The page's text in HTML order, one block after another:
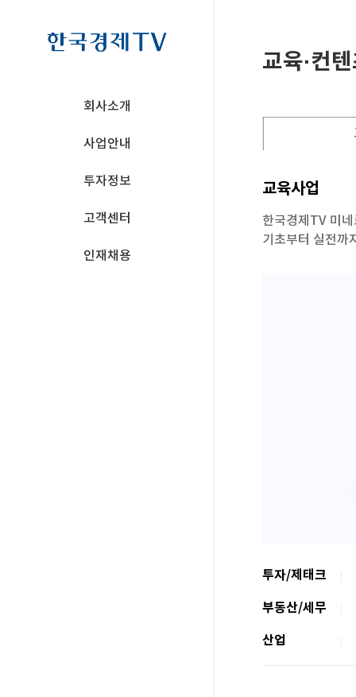
회사소개
사업안내
투자정보
고객센터
인재채용
교육·컨
교육사업
한국경제TV미
기초부터실전까
투자/제태크
부동산/세무
산업